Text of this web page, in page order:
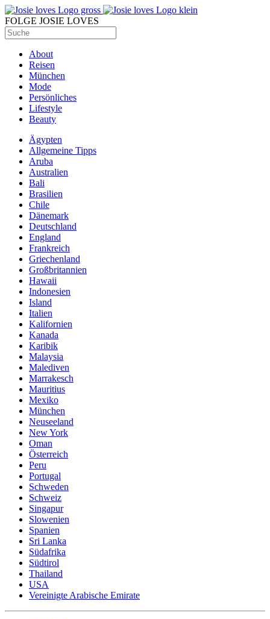
FOLGE JOSIE LOVES
About
Reisen
München
Mode
Persönliches
Lifestyle
Beauty
Ägypten
Allgemeine Tipps
Aruba
Australien
Bali
Brasilien
Chile
Dänemark
Deutschland
England
Frankreich
Griechenland
Großbritannien
Hawaii
Indonesien
Island
Italien
Kalifornien
Kanada
Karibik
Malaysia
Malediven
Marrakesch
Mauritius
Mexiko
München
Neuseeland
New York
Oman
Österreich
Peru
Portugal
Schweden
Schweiz
Singapur
Slowenien
Spanien
Sri Lanka
Südafrika
Südtirol
Thailand
USA
Vereinigte Arabische Emirate